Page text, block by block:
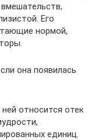
Его
нормой,
она появилась
относится отек
единиц.